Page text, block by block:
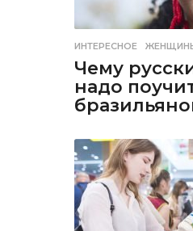
ИНТЕРЕСНОЕ
Чему
надо